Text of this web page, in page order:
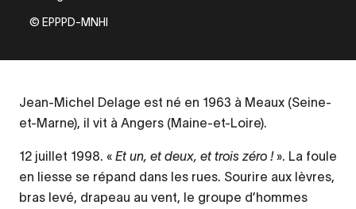
© EPPPD-MNHI
Jean-Michel Delage est né en 1963 à Meaux (Seine-
et-Marne), il vit à Angers (Maine-et-Loire).
12 juillet 1998. « Et un, et deux, et trois zéro !». La foule
en liesse se répand dans les rues. Sourire aux lèvres,
bras levé, drapeau au vent, le groupe d’hommes